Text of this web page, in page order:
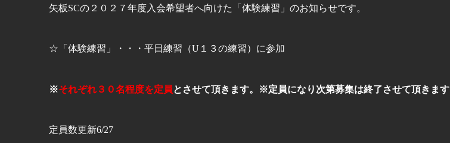
矢板SCの２０２７年度入会希望者へ向けた「体験練習」のお知らせです。
☆「体験練習」・・・平日練習（U１３の練習）に参加
※それぞれ３０名程度を定員とさせて頂きます。※定員になり次第募集は終了させて頂きます
定員数更新6/27